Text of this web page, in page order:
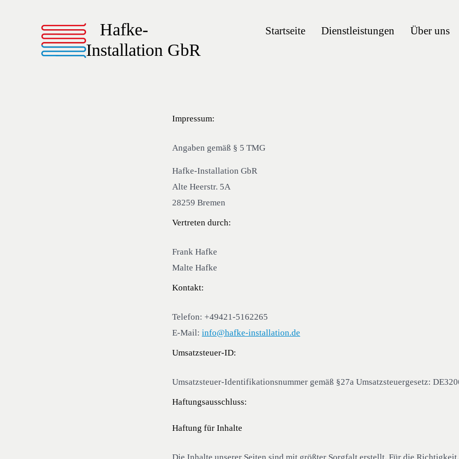
Hafke-
Installation GbR
Startseite Dienstleistungen Über uns
Impressum:
Angaben gemäß § 5 TMG
Hafke-Installation GbR
Alte Heerstr. 5A
28259 Bremen
Vertreten durch:
Frank Hafke
Malte Hafke
Kontakt:
Telefon: +49421-5162265
E-Mail: info@hafke-installation.de
Umsatzsteuer-ID:
Umsatzsteuer-Identifikationsnummer gemäß §27a Umsatzsteuergesetz:
Haftungsausschluss:
Haftung für Inhalte